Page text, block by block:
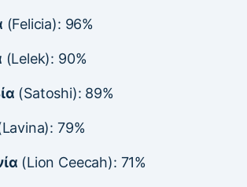
(Felicia): 96%
(Lelek): 90%
(Satoshi): 89%
79%
(Lion Ceecah): 71%